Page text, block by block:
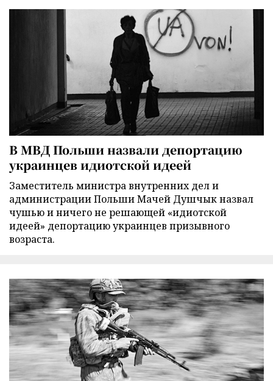
В МВД Польши назвали депортацию
украинцев идиотской идеей
Заместитель министра внутренних дел и
администрации Польши Мачей Душчык назвал
чушью и ничего не решающей «идиотской
идеей» депортацию украинцев призывного
возраста.